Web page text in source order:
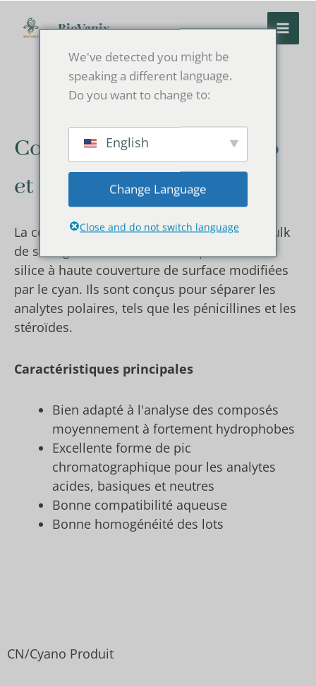
BioVanix
Colonne CLHP CN/Cyano
et gel de silice en vrac
La colonne HPLC BioVanix CN/Cyano et le bulk
de silicagel sont basés sur des particules de
silice à haute couverture de surface modifiées
par le cyan. Ils sont conçus pour séparer les
analytes polaires, tels que les pénicillines et les
stéroïdes.
Caractéristiques principales
Bien adapté à l'analyse des composés
moyennement à fortement hydrophobes
Excellente forme de pic
chromatographique pour les analytes
acides, basiques et neutres
Bonne compatibilité aqueuse
Bonne homogénéité des lots
CN/Cyano Produit
We've detected you might be
speaking a different language.
Do you want to change to:
English
Change Language
Close and do not switch language